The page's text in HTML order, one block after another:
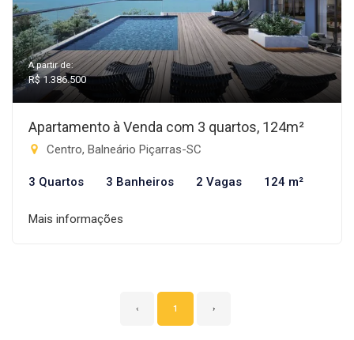
A partir de:
R$ 1.386.500
Apartamento à Venda com 3 quartos, 124m²
Centro, Balneário Piçarras-SC
3 Quartos 3 Banheiros 2 Vagas 124 m²
Mais informações
‹ 1 ›